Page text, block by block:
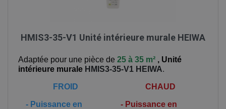
HMIS3-35-V1 Unité intérieure murale HEIWA
Adaptée pour une pièce de 25 à 35 m² , Unité
intérieure murale HMIS3-35-V1 HEIWA.
FROID
- Puissance en
CHAUD
- Puissance en